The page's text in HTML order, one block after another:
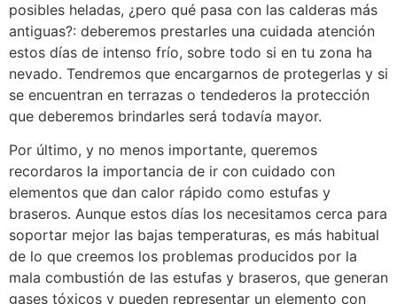
posibles heladas, ¿pero qué pasa con las calderas más
antiguas?: deberemos prestarles una cuidada atención
estos días de intenso frío, sobre todo si en tu zona ha
nevado. Tendremos que encargarnos de protegerlas y si
se encuentran en terrazas o tendederos la protección
que deberemos brindarles será todavía mayor.
Por último, y no menos importante, queremos
recordaros la importancia de ir con cuidado con
elementos que dan calor rápido como estufas y
braseros. Aunque estos días los necesitamos cerca para
soportar mejor las bajas temperaturas, es más habitual
de lo que creemos los problemas producidos por la
mala combustión de las estufas y braseros, que generan
gases tóxicos y pueden representar un elemento con